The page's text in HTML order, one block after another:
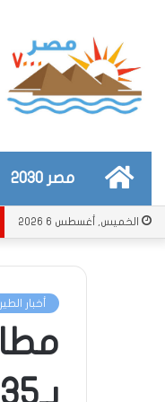
الرئيسية
مصر 2030
الخميس, أغسطس 6 2026
أخبار
بـ1635 رحلة يومياً